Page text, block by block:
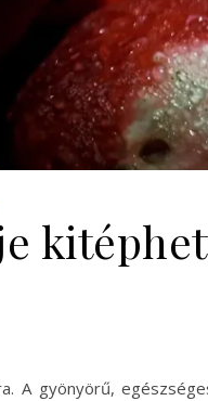
A gyönyörű,